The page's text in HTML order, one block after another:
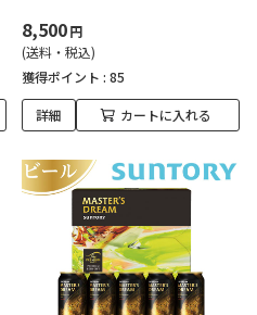
8,500円
(送料・税込)
獲得ポイント : 85
詳細 カートに入れる